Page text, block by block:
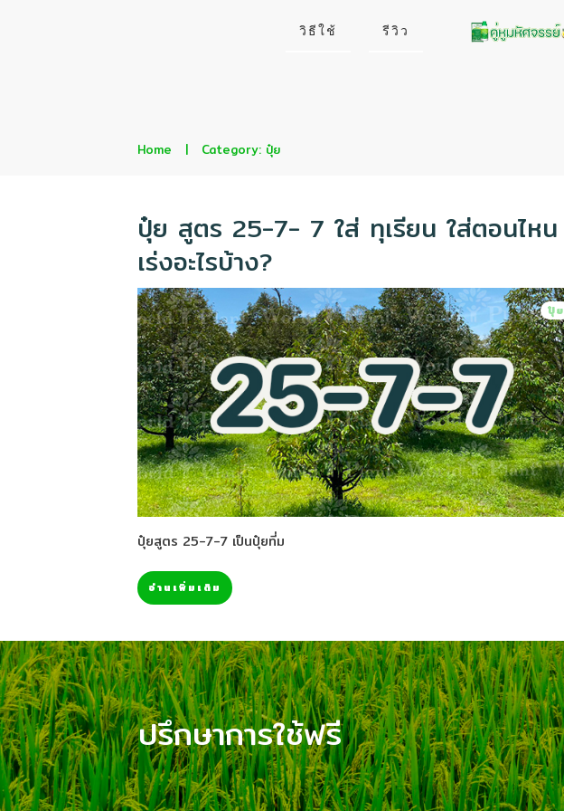
วิธีใช้ รีวิว
Home | Category: ปุ๋ย
ปุ๋ย สูตร 25-7- 7 ใส่ ทุเรียน ใส่ตอนไหน
เร่งอะไรบ้าง?
ปุ๋ย
ปุ๋ยสูตร 25-7-7 เป็นปุ๋ยที่ม
อ่านเพิ่มเติม
ปรึกษาการใช้ฟรี